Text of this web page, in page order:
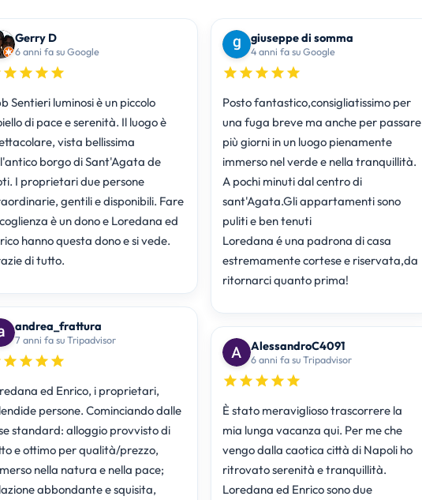
Gerry D
6 anni fa su Google
Sentieri luminosi è un piccolo
di pace e serenità. Il luogo è
vista bellissima
borgo di Sant'Agata de
I proprietari due persone
gentili e disponibili. Fare
è un dono e Loredana ed
hanno questa dono e si vede.
di tutto.
andrea_frattura
7 anni fa su Tripadvisor
ed Enrico, i proprietari,
persone. Cominciando dalle
standard: alloggio provvisto di
e ottimo per qualità/prezzo,
nella natura e nella pace;
abbondante e squisita,
giuseppe di somma
4 anni fa su Google
Posto fantastico,consigliatissimo per
una fuga breve ma anche per passare
più giorni in un luogo pienamente
immerso nel verde e nella tranquillità.
A pochi minuti dal centro di
sant'Agata.Gli appartamenti sono
puliti e ben tenuti
Loredana é una padrona di casa
estremamente cortese e riservata,da
ritornarci quanto prima!
AlessandroC4091
6 anni fa su Tripadvisor
È stato meraviglioso trascorrere la
mia lunga vacanza qui. Per me che
vengo dalla caotica città di Napoli ho
ritrovato serenità e tranquillità.
Loredana ed Enrico sono due